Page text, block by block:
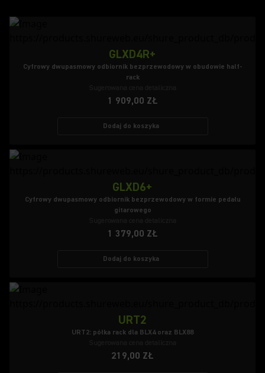
GLXD4R+
Cyfrowy dwupasmowy odbiornik bezprzewodowy w obudowie half-
rack
1 909,00 ZŁ
Dodaj do koszyka
GLXD6+
Cyfrowy dwupasmowy odbiornik bezprzewodowy w formie pedału
gitarowego
1 379,00 ZŁ
Dodaj do koszyka
URT2
URT2: półka rack dla BLX4 oraz BLX88
219,00 ZŁ